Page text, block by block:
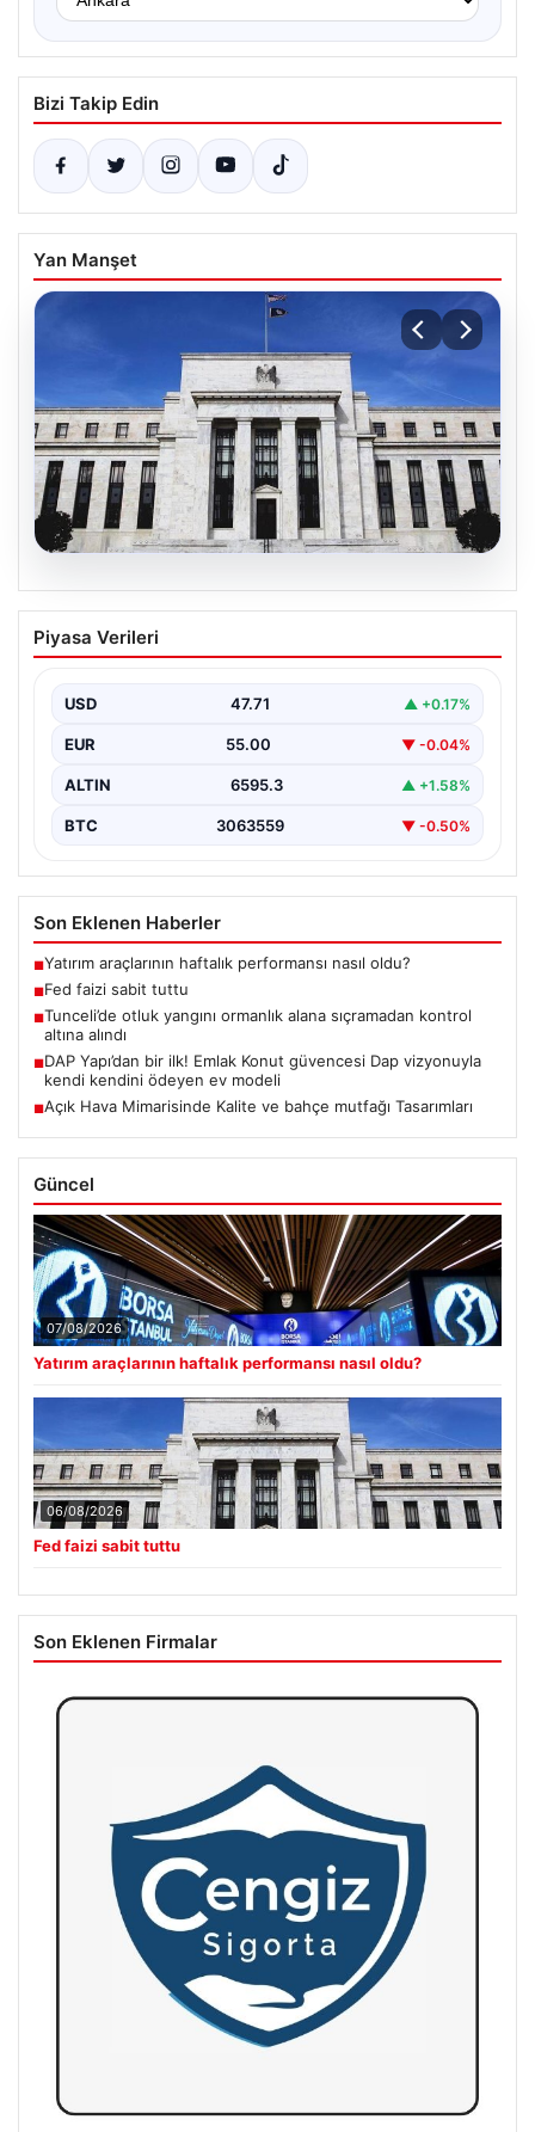
Bizi Takip Edin
Yan Manşet
06.08.2026
Fed faizi sabit tuttu
Piyasa Verileri
USD 47.71 ▲ +0.17%
EUR 55.00 ▼ -0.04%
ALTIN 6595.3 ▲ +1.58%
BTC 3063559 ▼ -0.50%
Son Eklenen Haberler
■Yatırım araçlarının haftalık performansı nasıl oldu?
■Fed faizi sabit tuttu
■Tunceli’de otluk yangını ormanlık alana sıçramadan kontrol
altına alındı
■DAP Yapı’dan bir ilk! Emlak Konut güvencesi Dap vizyonuyla
kendi kendini ödeyen ev modeli
■Açık Hava Mimarisinde Kalite ve bahçe mutfağı Tasarımları
Güncel
07/08/2026
Yatırım araçlarının haftalık performansı nasıl oldu?
06/08/2026
Fed faizi sabit tuttu
Son Eklenen Firmalar